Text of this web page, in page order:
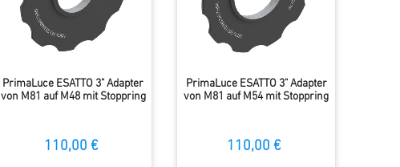
PrimaLuce ESATTO 3" Adapter
von M81 auf M48 mit Stoppring
110,00 €
PrimaLuce ESATTO 3" Adapter
von M81 auf M54 mit Stoppring
110,00 €